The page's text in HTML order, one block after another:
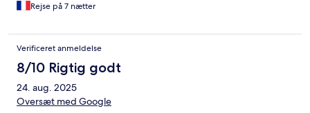
Rejse på 7 nætter
Verificeret anmeldelse
8/10 Rigtig godt
24. aug. 2025
Oversæt med Google